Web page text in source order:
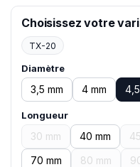
était :
€ 79,70.
est :
Choisissez votre
TX-20
Diamètre
3,5 mm 4 mm
Longueur
30 mm 40 mm
70 mm
80 mm